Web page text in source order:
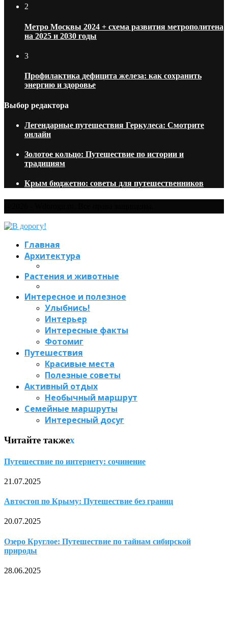
2
Метро Москвы 2024 + схема развития метрополитена
на 2025 и 2030 годы
3
Профилактика дефицита железа: как сохранить
энергию и здоровье
Выбор редактора
Легендарные путешествия Геркулеса: Смотрите
онлайн
Золотое кольцо: Путешествие по истории и
традициям
Крым бюджетно: советы для путешественников
Главная
Архитектура
Растения и животные
Интересное и полезное
Улыбнись!
Интерьер
Интересные факты
Фотомиг
Путешествия
Красивые места
Полезные советы
Активный отдых
Необычный маршрут
Семейные маршруты
Интересный досуг
Читайте такжеx
Путешествие по интернету: сочинение
21.07.2025
Автостоп по Крыму: Путешествие без границ
20.07.2025
Озеро Круглое: Путешествие по тайнам сибирской
природы
28.06.2025